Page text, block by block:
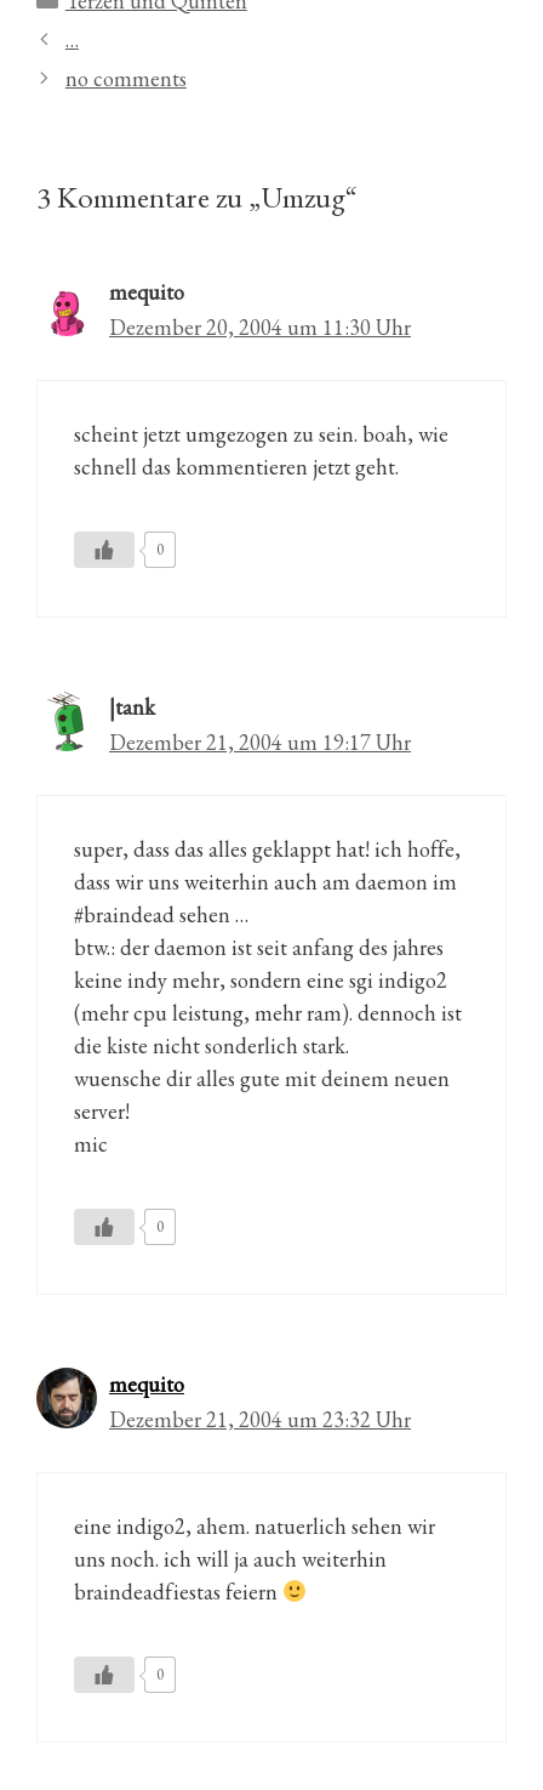
…
no comments
3 Kommentare zu „Umzug“
mequito
Dezember 20, 2004 um 11:30 Uhr
scheint jetzt umgezogen zu sein. boah, wie
schnell das kommentieren jetzt geht.
0
|tank
Dezember 21, 2004 um 19:17 Uhr
super, dass das alles geklappt hat! ich hoffe,
dass wir uns weiterhin auch am daemon im
#braindead sehen …
btw.: der daemon ist seit anfang des jahres
keine indy mehr, sondern eine sgi indigo2
(mehr cpu leistung, mehr ram). dennoch ist
die kiste nicht sonderlich stark.
wuensche dir alles gute mit deinem neuen
server!
mic
0
mequito
Dezember 21, 2004 um 23:32 Uhr
eine indigo2, ahem. natuerlich sehen wir
uns noch. ich will ja auch weiterhin
braindeadfiestas feiern
0